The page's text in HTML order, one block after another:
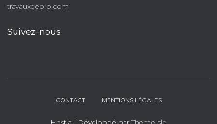
travauxdepro.com
Suivez-nous
CONTACT MENTIONS LÉGALES
Hestia | Développé parThemeIsle